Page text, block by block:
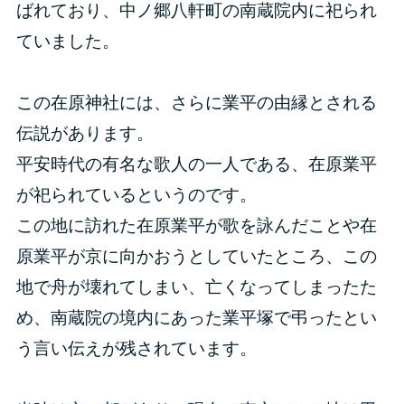
ばれており、中ノ郷八軒町の南蔵院内に祀られ
ていました。
この在原神社には、さらに業平の由縁とされる
伝説があります。
平安時代の有名な歌人の一人である、在原業平
が祀られているというのです。
この地に訪れた在原業平が歌を詠んだことや在
原業平が京に向かおうとしていたところ、この
地で舟が壊れてしまい、亡くなってしまったた
め、南蔵院の境内にあった業平塚で弔ったとい
う言い伝えが残されています。